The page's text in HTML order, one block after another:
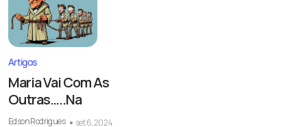
Artigos
Maria Vai Com As
Outras…..Na
Edson Rodrigues set 6, 2024